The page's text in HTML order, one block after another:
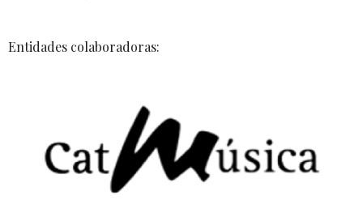
Entidades colaboradoras: